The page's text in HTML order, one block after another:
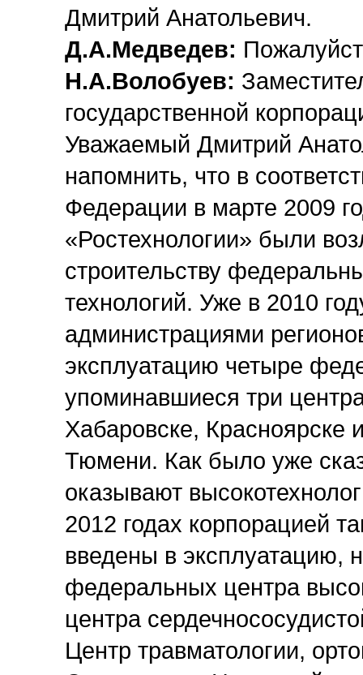
Дмитрий Анатольевич.
Д.А.Медведев:
Н.А.Волобуев:
государственной
Уважаемый Дмитрий
напомнить, что в
Федерации в марте 2009
«Ростехнологии» были
строительству
технологий. Уже в 2010
администрациями
эксплуатацию четыре
упоминавшиеся три
Хабаровске, Красноярске
Тюмени. Как было уже
оказывают
2012 годах корпорацией
введены в эксплуатацию,
федеральных центра
центра
Центр травматологии,